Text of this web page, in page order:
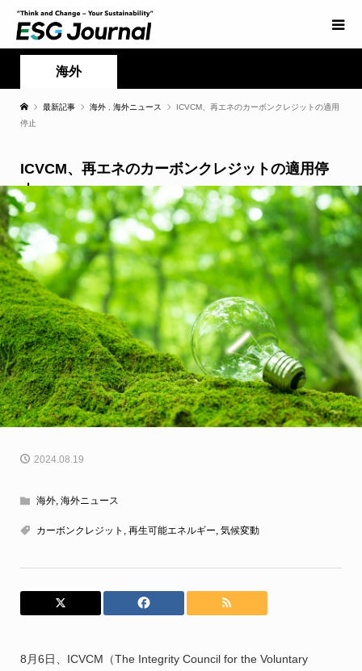
海外
最新記事 海外 海外ニュース
ICVCM、再エネのカーボンクレジットの適用
停止
ICVCM、再エネのカーボンクレジットの適用停
止
2024.08.19
海外, 海外ニュース
カーボンクレジット 再生可能エネルギー 気候変動
8月6日、ICVCM（The Integrity Council for the Voluntary